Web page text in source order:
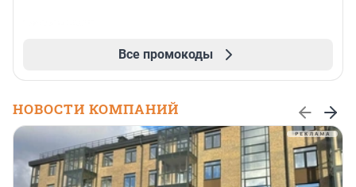
Все промокоды
НОВОСТИ КОМПАНИЙ